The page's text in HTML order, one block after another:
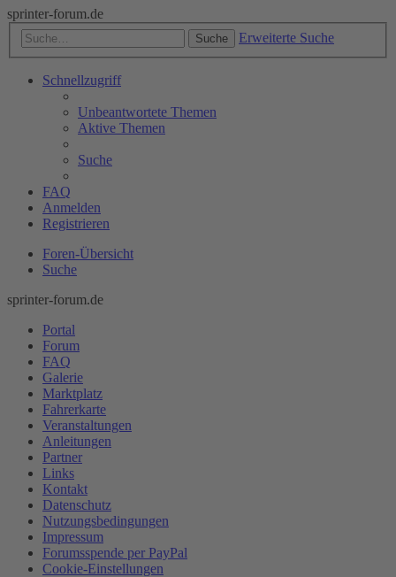
sprinter-forum.de
Suche Erweiterte Suche
Schnellzugriff
Unbeantwortete Themen
Aktive Themen
Suche
FAQ
Anmelden
Registrieren
Foren-Übersicht
Suche
sprinter-forum.de
Portal
Forum
FAQ
Galerie
Marktplatz
Fahrerkarte
Veranstaltungen
Anleitungen
Partner
Links
Kontakt
Datenschutz
Nutzungsbedingungen
Impressum
Forumsspende per PayPal
Cookie-Einstellungen